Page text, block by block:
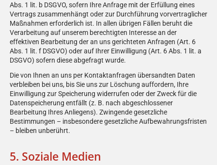
Abs. 1 lit. b DSGVO, sofern Ihre Anfrage mit der Erfüllung eines
Vertrags zusammenhängt oder zur Durchführung vorvertraglicher
Maßnahmen erforderlich ist. In allen übrigen Fällen beruht die
Verarbeitung auf unserem berechtigten Interesse an der
effektiven Bearbeitung der an uns gerichteten Anfragen (Art. 6
Abs. 1 lit. f DSGVO) oder auf Ihrer Einwilligung (Art. 6 Abs. 1 lit. a
DSGVO) sofern diese abgefragt wurde.
Die von Ihnen an uns per Kontaktanfragen übersandten Daten
verbleiben bei uns, bis Sie uns zur Löschung auffordern, Ihre
Einwilligung zur Speicherung widerrufen oder der Zweck für die
Datenspeicherung entfällt (z. B. nach abgeschlossener
Bearbeitung Ihres Anliegens). Zwingende gesetzliche
Bestimmungen – insbesondere gesetzliche Aufbewahrungsfristen
– bleiben unberührt.
5. Soziale Medien